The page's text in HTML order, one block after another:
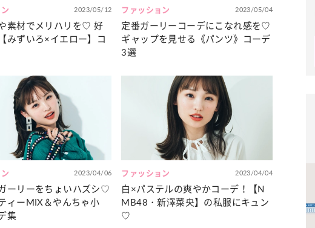
2023/05/12
素材でメリハリを♡ 好
みずいろ×イエロー】コ
ファッション 2023/05/04
定番ガーリーコーデにこなれ感を♡
ギャップを見せる《パンツ》コーデ
3選
2023/04/06
ーリーをちょいハズシ♡
ィーMIX＆やんちゃ小
集
ファッション 2023/04/04
白×パステルの爽やかコーデ！【N
MB48・新澤菜央】の私服にキュン
♡